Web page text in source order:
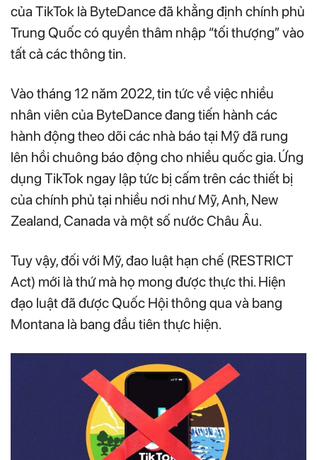
của TikTok là ByteDance đã khẳng định chính phủ
Trung Quốc có quyền thâm nhập “tối thượng” vào
tất cả các thông tin.
Vào tháng 12 năm 2022, tin tức về việc nhiều
nhân viên của ByteDance đang tiến hành các
hành động theo dõi các nhà báo tại Mỹ đã rung
lên hồi chuông báo động cho nhiều quốc gia. Ứng
dụng TikTok ngay lập tức bị cấm trên các thiết bị
của chính phủ tại nhiều nơi như Mỹ, Anh, New
Zealand, Canada và một số nước Châu Âu.
Tuy vậy, đối với Mỹ, đao luật hạn chế (RESTRICT
Act) mới là thứ mà họ mong được thực thi. Hiện
đạo luật đã được Quốc Hội thông qua và bang
Montana là bang đầu tiên thực hiện.